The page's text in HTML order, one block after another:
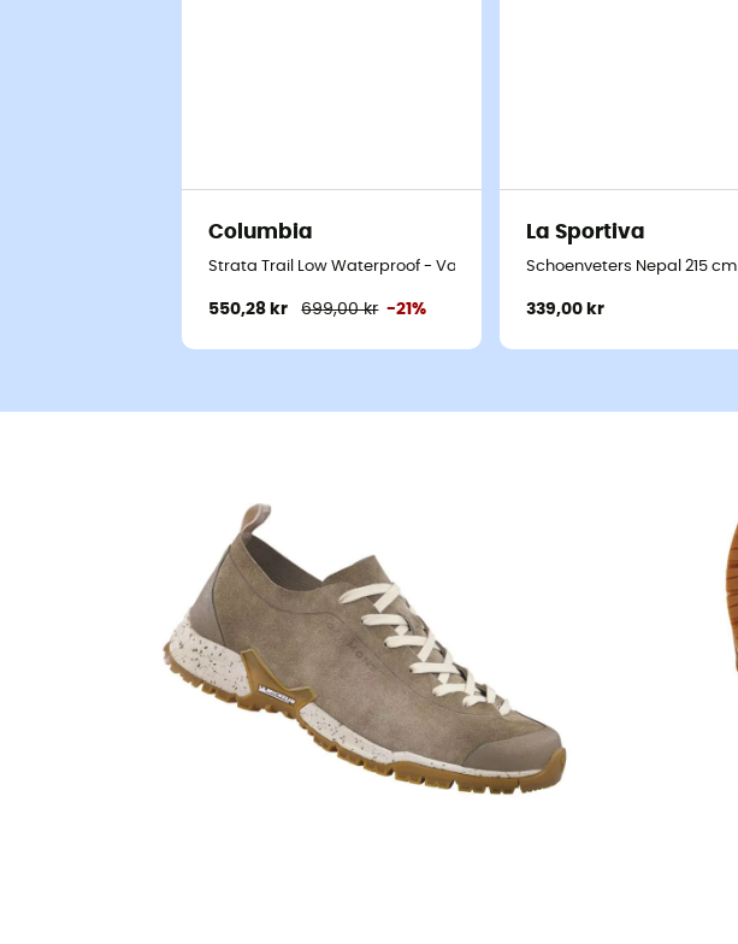
Columbia
Strata Trail Low Waterproof - Vandresko - Damer
550,28 kr 699,00 kr -21%
La Sportiva
Schoenveters Nepal 215 cm
339,00 kr